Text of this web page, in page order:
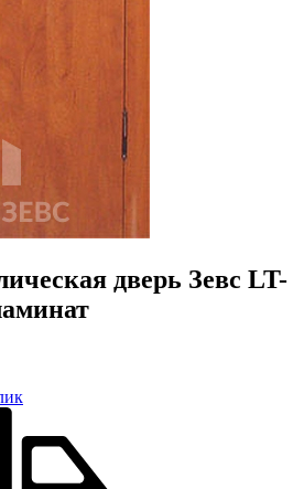
дверь Зевс LT-